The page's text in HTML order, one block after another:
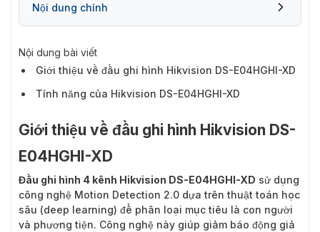
Nội dung chính
Nội dung bài viết
Giới thiệu về đầu ghi hình Hikvision DS-E04HGHI-XD
Tính năng của Hikvision DS-E04HGHI-XD
Giới thiệu về đầu ghi hình Hikvision DS-
E04HGHI-XD
Đầu ghi hình 4 kênh Hikvision DS-E04HGHI-XD sử dụng
công nghệ Motion Detection 2.0 dựa trên thuật toán học
sâu (deep learning) để phân loại mục tiêu là con người
và phương tiện. Công nghệ này giúp giảm báo động giả